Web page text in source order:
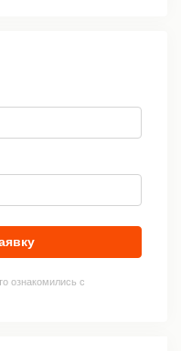
ознакомились с